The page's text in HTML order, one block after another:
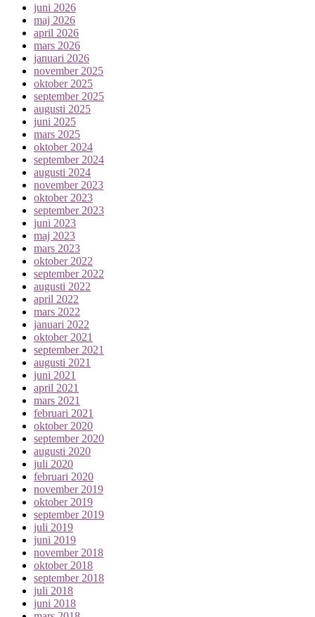
juni 2026
maj 2026
april 2026
mars 2026
januari 2026
november 2025
oktober 2025
september 2025
augusti 2025
juni 2025
mars 2025
oktober 2024
september 2024
augusti 2024
november 2023
oktober 2023
september 2023
juni 2023
maj 2023
mars 2023
oktober 2022
september 2022
augusti 2022
april 2022
mars 2022
januari 2022
oktober 2021
september 2021
augusti 2021
juni 2021
april 2021
mars 2021
februari 2021
oktober 2020
september 2020
augusti 2020
juli 2020
februari 2020
november 2019
oktober 2019
september 2019
juli 2019
juni 2019
november 2018
oktober 2018
september 2018
juli 2018
juni 2018